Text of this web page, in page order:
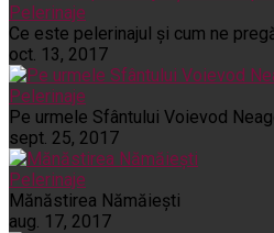
Pelerinaje
Ce este pelerinajul şi cum ne
oct. 13, 2017
Pelerinaje
Pe urmele Sfântului Voievod
sept. 25, 2017
Pelerinaje
Mănăstirea Nămăiești
aug. 17, 2017